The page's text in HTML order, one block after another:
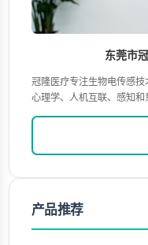
东莞市
冠隆医疗专注生物电传感技
心理学、人机互联、感知和
产品推荐